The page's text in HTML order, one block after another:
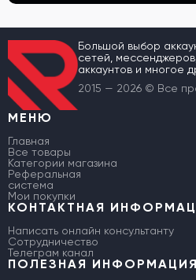
Большой выбор
сетей,
аккаунтов и многое
2015 — 2026 © Все
МЕНЮ
Главная
Все товары
Категории магазина
Реферальная
система
Мои покупки
КОНТАКТНАЯ
Написать онлайн консультанту
Сотрудничество
Телеграм канал
ПОЛЕЗНАЯ ИНФОРМАЦИЯ